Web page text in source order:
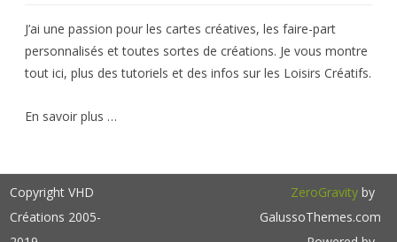
J’ai une passion pour les cartes créatives, les faire-part
personnalisés et toutes sortes de créations. Je vous montre
tout ici, plus des tutoriels et des infos sur les Loisirs Créatifs.
En savoir plus …
Copyright VHD
Créations 2005-
ZeroGravityby
GalussoThemes.com